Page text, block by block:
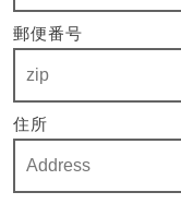
郵便番号
住所